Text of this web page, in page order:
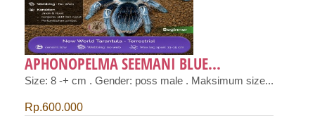
APHONOPELMA SEEMANI BLUE...
Size: 8 -+ cm . Gender: poss male . Maksimum size...
Rp.600.000